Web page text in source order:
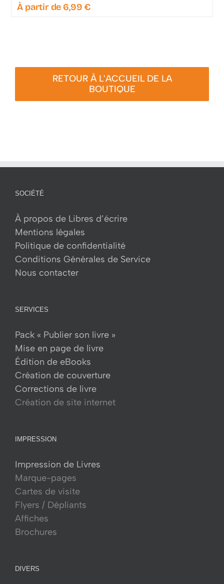
À partir de 6,99€
RETOUR À L'ACCUEIL DE LA
BOUTIQUE
SOCIÉTÉ
À propos de Libres d’écrire
Mentions légales
Politique de confidentialité
Conditions Générales de Service
Nous contacter
SERVICES
Pack « Publier son livre »
Mise en page de livre
Édition de eBooks
Création de couverture
Corrections de livre
Création de site internet
IMPRESSION
Impression de Livres
Marque-pages
Cartes de visite
Flyers / Dépliants
Affiches
Brochures
DIVERS